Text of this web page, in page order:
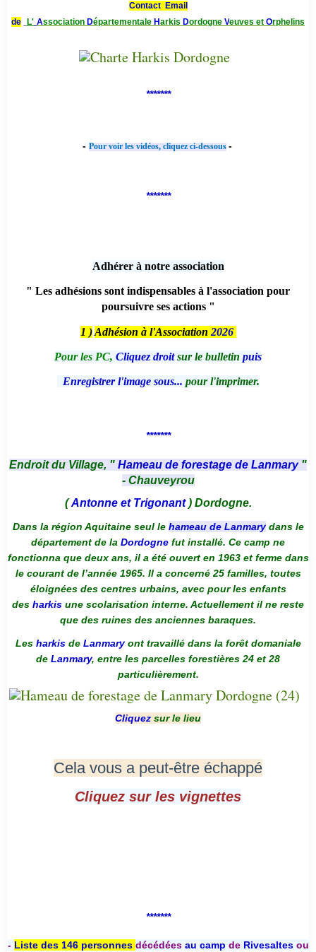
Contact Email
de
L' Association Départementale Harkis Dordogne Veuves et Orphelins
*******
- Pour voir les vidéos, cliquez ci-dessous -
*******
Adhérer à notre association
" Les adhésions sont indispensables à l'association pour
poursuivre ses actions "
1 ) Adhésion à l'Association 2026
Pour les PC, Cliquez droitsur le bulletin puis
Enregistrer l'image sous... pour l'imprimer.
*******
Endroit du Village, " Hameau de forestage de Lanmary "
- Chauveyrou
(Antonne et Trigonant) Dordogne.
Dans la région Aquitaine seul le hameau de Lanmarydans le
département de la Dordogne fut installé. Ce camp ne
fonctionna que deux ans, il a été ouvert en 1963 et ferme dans
le courant de l’année 1965. Il a concerné 25 familles, toutes
éloignées des centres urbains, avec pour les enfants
des harkis une scolarisation interne. Actuellement il ne reste
que des ruines des anciennes baraques.
Les harkis de Lanmaryont travaillé dans la forêt domaniale
de Lanmary, entre les parcelles forestières 24 et 28
particulièrement.
Cliquez sur le lieu
Cela vous a peut-être échappé
Cliquez sur les vignettes
*******
- Liste des 146 personnes décédées au camp deRivesaltesou